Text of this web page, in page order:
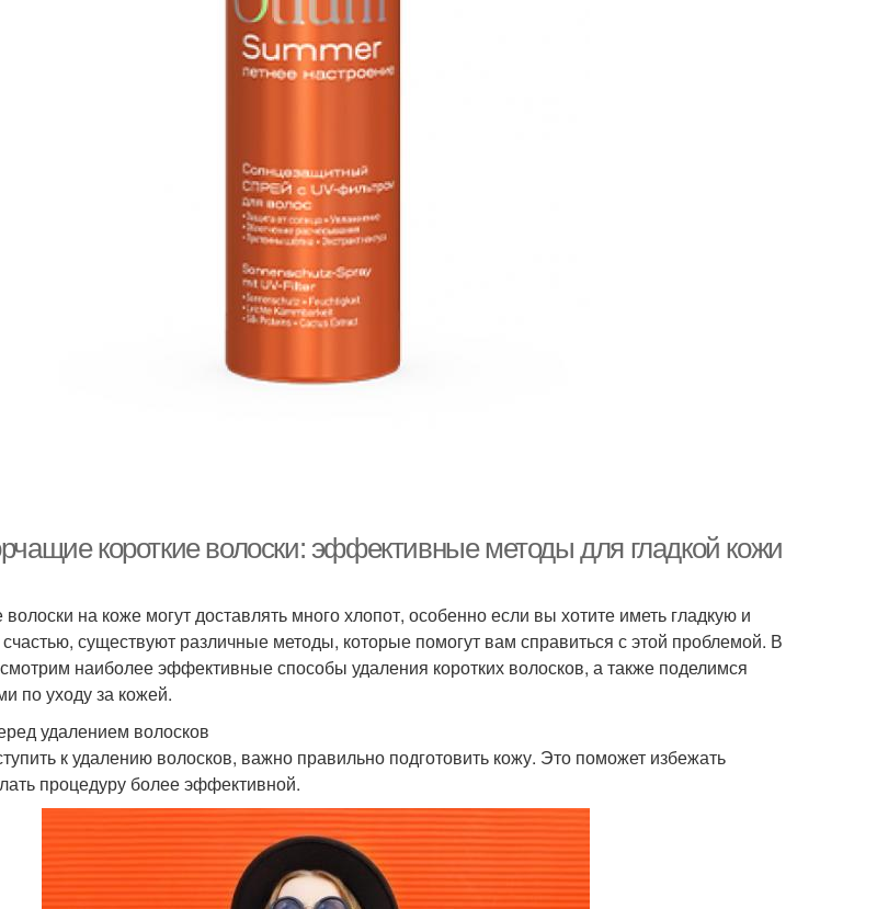
короткие волоски: эффективные методы для гладкой кожи
на коже могут доставлять много хлопот, особенно если вы хотите иметь гладкую и
существуют различные методы, которые помогут вам справиться с этой проблемой. В
наиболее эффективные способы удаления коротких волосков, а также поделимся
по уходу за кожей.
удалением волосков
к удалению волосков, важно правильно подготовить кожу. Это поможет избежать
процедуру более эффективной.